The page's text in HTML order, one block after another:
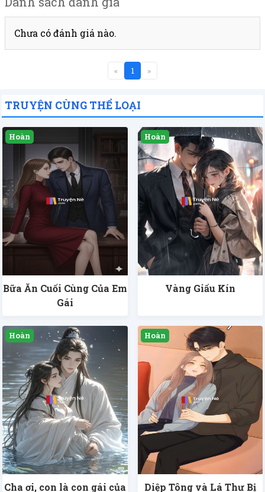
Chưa có đánh giá nào.
« 1 »
TRUYỆN CÙNG THỂ LOẠI
Bữa Ăn Cuối Cùng Của Em
Gái
Vàng Giấu Kín
Cha ơi, con là con gái của
Diệp Tông và Lá Thư Bị